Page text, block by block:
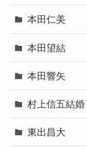
本田仁美
本田望結
本田響矢
村上信五結婚
東出昌大